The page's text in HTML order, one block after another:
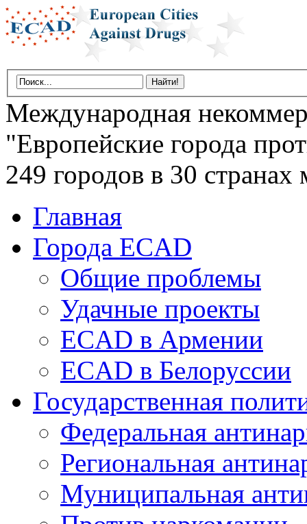
Международная
"Европейские города
249 городов в 30
Главная
Города ECAD
Общие проблемы
Удачные проекты
ECAD в Армении
ECAD в Белоруссии
Государственная
Федеральная
Региональная
Муниципальная